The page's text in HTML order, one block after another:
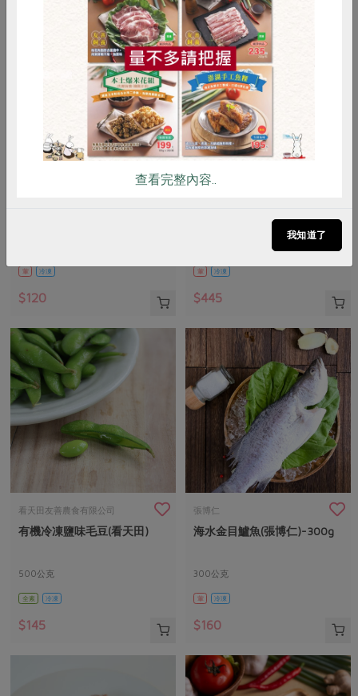
葷 冷凍
$120
鑫溶實業股份有限公司
660公克/2片(含包冰率10~12%)
葷 冷凍
$445
看天田友善農食有限公司
有機冷凍鹽味毛豆(看天田)
500公克
全素 冷凍
$145
張博仁
海水金目鱸魚(張博仁)-300g
300公克
葷 冷凍
$160
RPET 食譜 減硝酸鹽
雞蛋 食安 共同購買
查看完整內容..
我知道了